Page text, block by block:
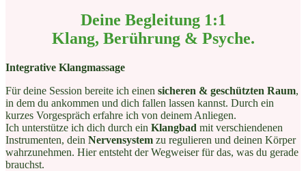
Deine Begleitung 1:1
Klang, Berührung & Psyche.
Integrative Klangmassage
Für deine Session bereite ich einen sicheren & geschützten Raum,
in dem du ankommen und dich fallen lassen kannst. Durch ein
kurzes Vorgespräch erfahre ich von deinem Anliegen.
Ich unterstütze ich dich durch ein Klangbad mit verschiendenen
Instrumenten, dein Nervensystem zu regulieren und deinen Körper
wahrzunehmen. Hier entsteht der Wegweiser für das, was du gerade
brauchst.